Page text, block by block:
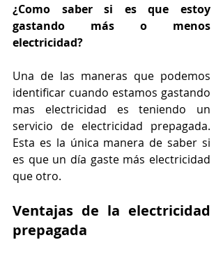
¿Como saber si es que estoy
gastando más o menos
electricidad?
Una de las maneras que podemos
identificar cuando estamos gastando
mas electricidad es teniendo un
servicio de electricidad prepagada.
Esta es la única manera de saber si
es que un día gaste más electricidad
que otro.
Ventajas de la electricidad
prepagada